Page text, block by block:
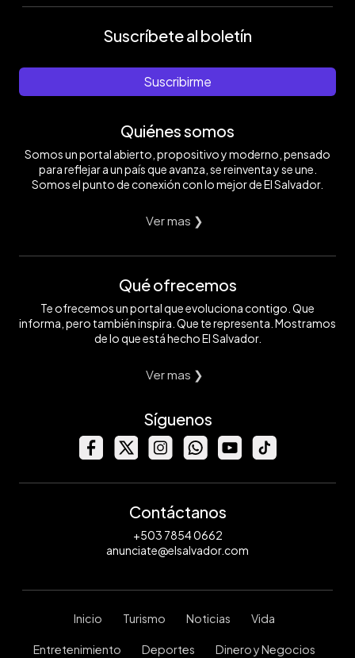
Suscríbete al boletín
Suscribirme
Quiénes somos
Somos un portal abierto, propositivo y moderno, pensado
para reflejar a un país que avanza, se reinventa y se une.
Somos el punto de conexión con lo mejor de El Salvador.
Ver mas ❯
Qué ofrecemos
Te ofrecemos un portal que evoluciona contigo. Que
informa, pero también inspira. Que te representa. Mostramos
de lo que está hecho El Salvador.
Ver mas ❯
Síguenos
Contáctanos
+503 7854 0662
anunciate@elsalvador.com
Inicio Turismo Noticias Vida
Entretenimiento Deportes Dinero y Negocios